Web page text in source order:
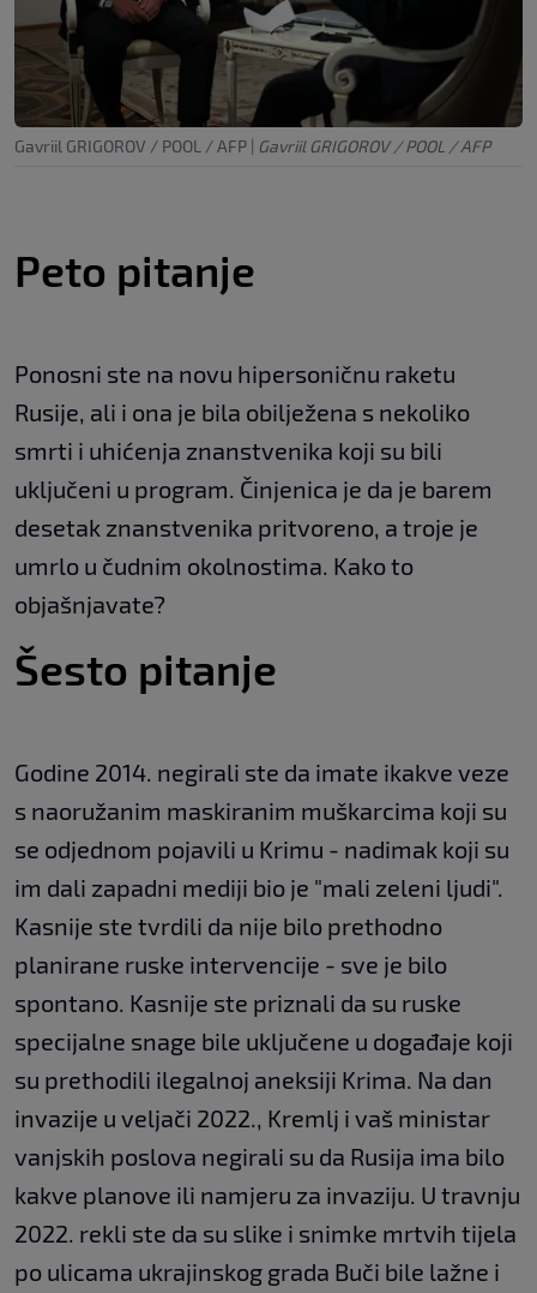
Gavriil GRIGOROV / POOL / AFP | Gavriil GRIGOROV / POOL / AFP
Peto pitanje
Ponosni ste na novu hipersoničnu raketu
Rusije, ali i ona je bila obilježena s nekoliko
smrti i uhićenja znanstvenika koji su bili
uključeni u program. Činjenica je da je barem
desetak znanstvenika pritvoreno, a troje je
umrlo u čudnim okolnostima. Kako to
objašnjavate?
Šesto pitanje
Godine 2014. negirali ste da imate ikakve veze
s naoružanim maskiranim muškarcima koji su
se odjednom pojavili u Krimu - nadimak koji su
im dali zapadni mediji bio je "mali zeleni ljudi".
Kasnije ste tvrdili da nije bilo prethodno
planirane ruske intervencije - sve je bilo
spontano. Kasnije ste priznali da su ruske
specijalne snage bile uključene u događaje koji
su prethodili ilegalnoj aneksiji Krima. Na dan
invazije u veljači 2022., Kremlj i vaš ministar
vanjskih poslova negirali su da Rusija ima bilo
kakve planove ili namjeru za invaziju. U travnju
2022. rekli ste da su slike i snimke mrtvih tijela
po ulicama ukrajinskog grada Buči bile lažne i